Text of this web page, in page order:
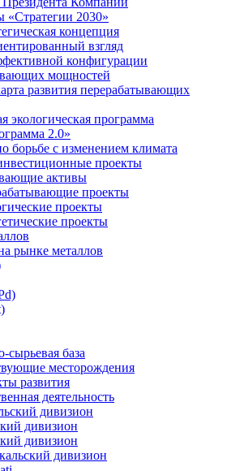
«Стратегии 2030»
концепция
взгляд
конфигурации
мощностей
развития перерабатывающих
экологическая программа
2.0»
борьбе с изменением климата
проекты
активы
проекты
проекты
проекты
рынке металлов
база
месторождения
развития
деятельность
дивизион
дивизион
дивизион
дивизион